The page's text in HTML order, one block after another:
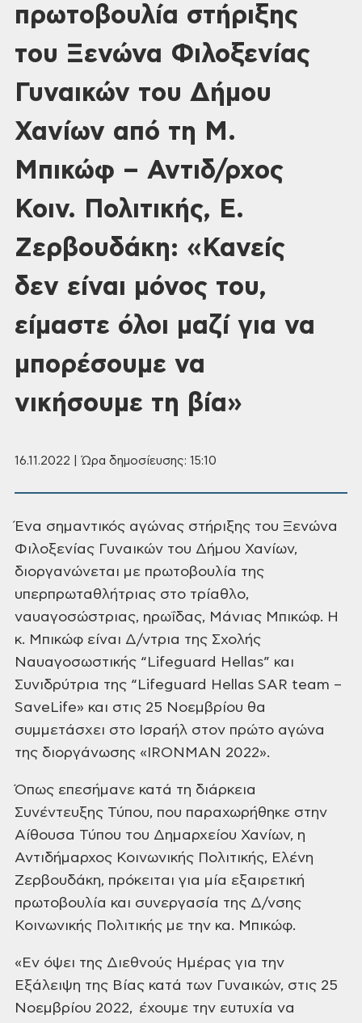
πρωτοβουλία στήριξης
του Ξενώνα Φιλοξενίας
Γυναικών του Δήμου
Χανίων από τη Μ.
Μπικώφ – Αντιδ/ρχος
Κοιν. Πολιτικής, Ε.
Ζερβουδάκη: «Κανείς
δεν είναι μόνος του,
είμαστε όλοι μαζί για να
μπορέσουμε να
νικήσουμε τη βία»
16.11.2022 | Ώρα δημοσίευσης: 15:10
Ένα σημαντικός αγώνας στήριξης του Ξενώνα
Φιλοξενίας Γυναικών του Δήμου Χανίων,
διοργανώνεται με πρωτοβουλία της
υπερπρωταθλήτριας στο τρίαθλο,
ναυαγοσώστριας, ηρωΐδας, Μάνιας Μπικώφ. Η
κ. Μπικώφ είναι Δ/ντρια της Σχολής
Ναυαγοσωστικής “Lifeguard Hellas” και
Συνιδρύτρια της “Lifeguard Hellas SAR team –
SaveLife» και στις 25 Νοεμβρίου θα
συμμετάσχει στο Ισραήλ στον πρώτο αγώνα
της διοργάνωσης «IRONMAN 2022».
Όπως επεσήμανε κατά τη διάρκεια
Συνέντευξης Τύπου, που παραχωρήθηκε στην
Αίθουσα Τύπου του Δημαρχείου Χανίων, η
Αντιδήμαρχος Κοινωνικής Πολιτικής, Ελένη
Ζερβουδάκη, πρόκειται για μία εξαιρετική
πρωτοβουλία και συνεργασία της Δ/νσης
Κοινωνικής Πολιτικής με την κα. Μπικώφ.
«Εν όψει της Διεθνούς Ημέρας για την
Εξάλειψη της Βίας κατά των Γυναικών, στις 25
Νοεμβρίου 2022, έχουμε την ευτυχία να